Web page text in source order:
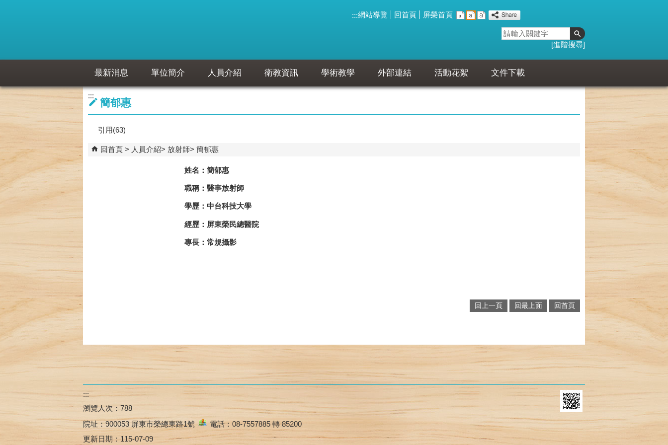
:::網站導覽 回首頁 屏榮首頁
進階搜尋
最新消息 單位簡介 人員介紹 衛教資訊 學術教學 外部連結 活動花絮 文件下載
:::
簡郁惠
引用(63)
回首頁 人員介紹 放射師 簡郁惠
姓名：簡郁惠
職稱：醫事放射師
學歷：中台科技大學
經歷：屏東榮民總醫院
專長：常規攝影
回上一頁 回最上面 回首頁
:::
瀏覽人次： 788
院址：900053 屏東市榮總東路1號
電話：08-7557885 轉 85200
更新日期：115-07-09